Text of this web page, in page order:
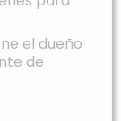
el dueño
de